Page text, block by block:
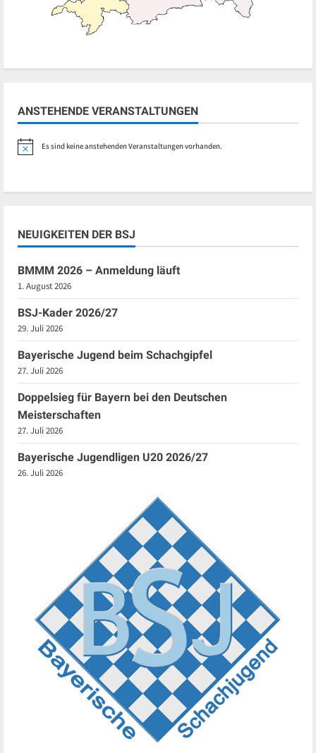
ANSTEHENDE VERANSTALTUNGEN
HinweisEs sind keine anstehenden Veranstaltungen vorhanden.
NEUIGKEITEN DER BSJ
BMMM 2026 – Anmeldung läuft
1. August 2026
BSJ-Kader 2026/27
29. Juli 2026
Bayerische Jugend beim Schachgipfel
27. Juli 2026
Doppelsieg für Bayern bei den Deutschen
Meisterschaften
27. Juli 2026
Bayerische Jugendligen U20 2026/27
26. Juli 2026